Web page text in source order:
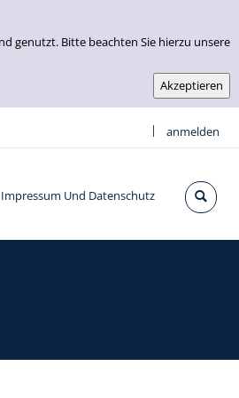
genutzt. Bitte beachten Sie hierzu unsere
| anmelden
Impressum Und Datenschutz